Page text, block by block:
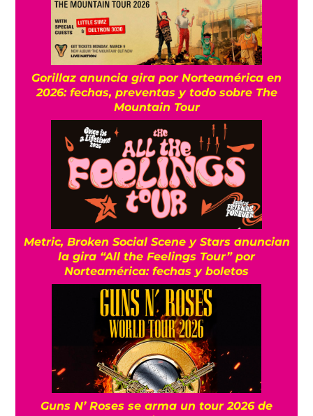
Gorillaz anuncia gira por Norteamérica en
2026: fechas, preventas y todo sobre The
Mountain Tour
Metric, Broken Social Scene y Stars anuncian
la gira “All the Feelings Tour” por
Norteamérica: fechas y boletos
Guns N’ Roses se arma un tour 2026 de